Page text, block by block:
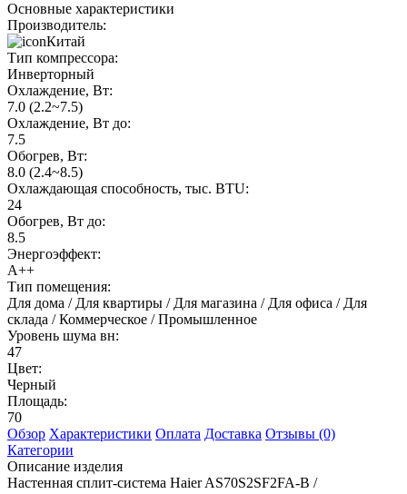
Основные характеристики
Производитель:
Китай
Тип компрессора:
Инверторный
Охлаждение, Вт:
7.0 (2.2~7.5)
Охлаждение, Вт до:
7.5
Обогрев, Вт:
8.0 (2.4~8.5)
Охлаждающая способность, тыс. BTU:
24
Обогрев, Вт до:
8.5
Энергоэффект:
А++
Тип помещения:
Для дома / Для квартиры / Для магазина / Для офиса / Для
склада / Коммерческое / Промышленное
Уровень шума вн:
47
Цвет:
Черный
Площадь:
70
Обзор Характеристики Оплата Доставка Отзывы (0)
Категории
Описание изделия
Настенная сплит-система Haier AS70S2SF2FA-B /